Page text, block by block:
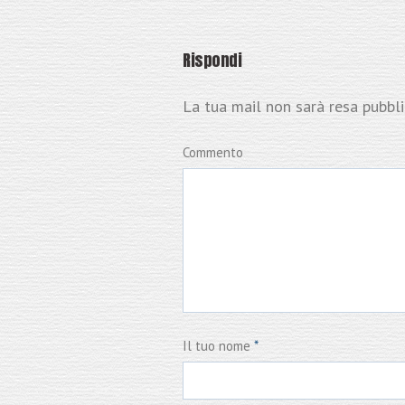
Rispondi
La tua mail non sarà resa
Commento
Il tuo nome *